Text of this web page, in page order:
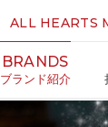
ALL HEARTS
BRANDS
ブランド紹介